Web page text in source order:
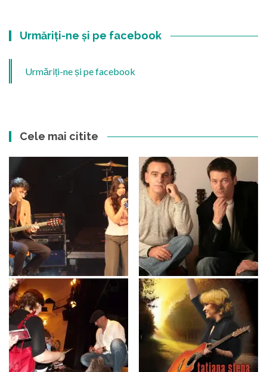
Urmăriți-ne și pe facebook
Urmăriți-ne și pe facebook
Cele mai citite